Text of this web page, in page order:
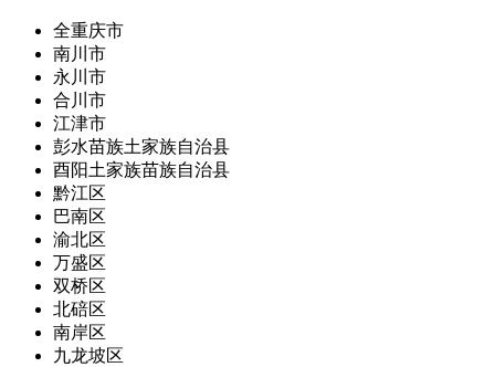
全重庆市
南川市
永川市
合川市
江津市
彭水苗族土家族自治县
酉阳土家族苗族自治县
黔江区
巴南区
渝北区
万盛区
双桥区
北碚区
南岸区
九龙坡区